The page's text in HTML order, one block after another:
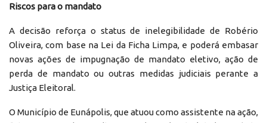
Riscos para o mandato
A decisão reforça o status de inelegibilidade de Robério
Oliveira, com base na Lei da Ficha Limpa, e poderá embasar
novas ações de impugnação de mandato eletivo, ação de
perda de mandato ou outras medidas judiciais perante a
Justiça Eleitoral.
O Município de Eunápolis, que atuou como assistente na ação,